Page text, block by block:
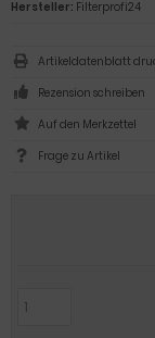
Hersteller: Filterprofi24
Artikeldatenblatt
Rezension schreiben
Frage zu Artikel